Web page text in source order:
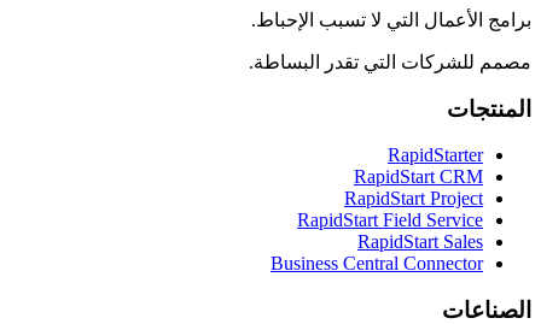
برامج الأعمال التي لا تسبب الإحباط.
مصمم للشركات التي تقدر البساطة.
المنتجات
RapidStarter
RapidStart CRM
RapidStart Project
RapidStart Field Service
RapidStart Sales
Business Central Connector
الصناعات